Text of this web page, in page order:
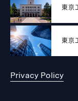
東京
東京
Privacy Policy